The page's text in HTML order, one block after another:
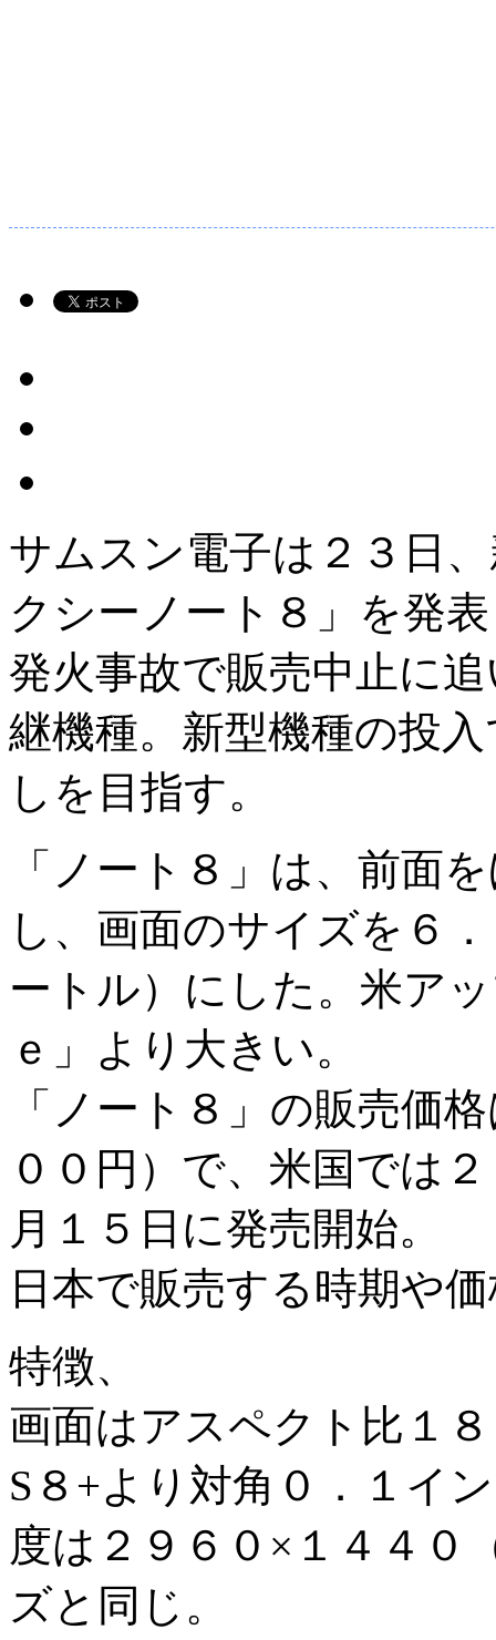
サムスン電子は２３日
クシーノート８」を発
発火事故で販売中止に
継機種。新型機種の投
しを目指す。
「ノート８」は、前面
し、画面のサイズを６
ートル）にした。米ア
ｅ」より大きい。
「ノート８」の販売価
００円）で、米国では
月１５日に発売開始。
日本で販売する時期や
特徴、
画面はアスペクト比１
S８+より対角０．１イ
度は２９６０×１４４０
ズと同じ。